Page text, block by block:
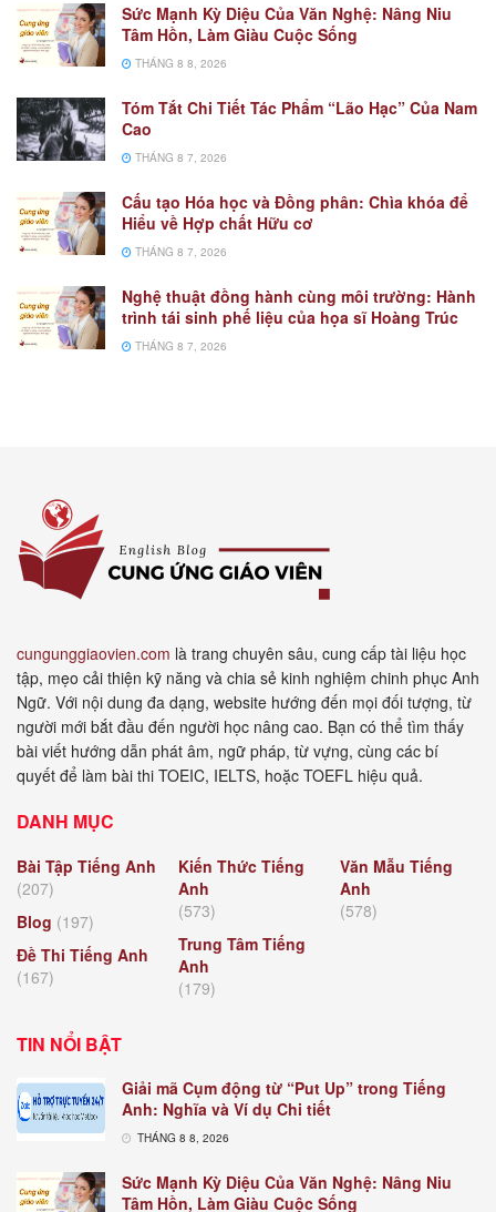
Sức Mạnh Kỳ Diệu Của Văn Nghệ: Nâng Niu
Tâm Hồn, Làm Giàu Cuộc Sống
THÁNG 8 8, 2026
Tóm Tắt Chi Tiết Tác Phẩm “Lão Hạc” Của Nam
Cao
THÁNG 8 7, 2026
Cấu tạo Hóa học và Đồng phân: Chìa khóa để
Hiểu về Hợp chất Hữu cơ
THÁNG 8 7, 2026
Nghệ thuật đồng hành cùng môi trường: Hành
trình tái sinh phế liệu của họa sĩ Hoàng Trúc
THÁNG 8 7, 2026
cungunggiaovien.com là trang chuyên sâu, cung cấp tài liệu học
tập, mẹo cải thiện kỹ năng và chia sẻ kinh nghiệm chinh phục Anh
Ngữ. Với nội dung đa dạng, website hướng đến mọi đối tượng, từ
người mới bắt đầu đến người học nâng cao. Bạn có thể tìm thấy
bài viết hướng dẫn phát âm, ngữ pháp, từ vựng, cùng các bí
quyết để làm bài thi TOEIC, IELTS, hoặc TOEFL hiệu quả.
DANH MỤC
Bài Tập Tiếng Anh
(207)
Blog (197)
Đề Thi Tiếng Anh
(167)
Kiến Thức Tiếng
Anh
(573)
Trung Tâm Tiếng
Anh
(179)
Văn Mẫu Tiếng
Anh
(578)
TIN NỔI BẬT
Giải mã Cụm động từ “Put Up” trong Tiếng
Anh: Nghĩa và Ví dụ Chi tiết
THÁNG 8 8, 2026
Sức Mạnh Kỳ Diệu Của Văn Nghệ: Nâng Niu
Tâm Hồn, Làm Giàu Cuộc Sống